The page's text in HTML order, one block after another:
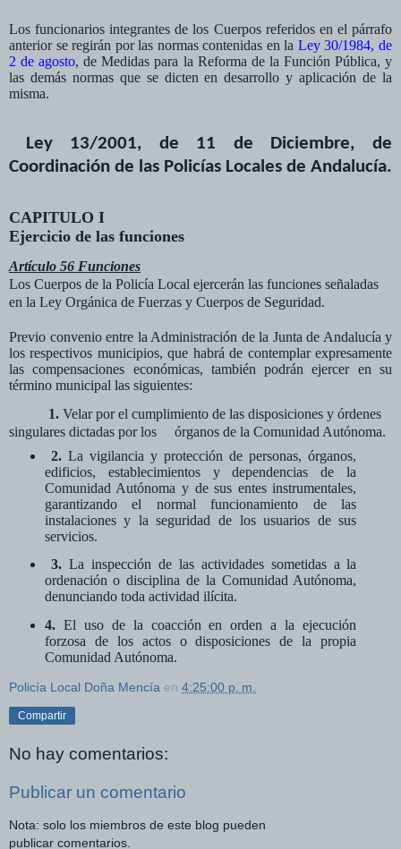
Los funcionarios integrantes de los Cuerpos referidos en el párrafo
anterior se regirán por las normas contenidas en la Ley 30/1984, de
2 de agosto, de Medidas para la Reforma de la Función Pública, y
las demás normas que se dicten en desarrollo y aplicación de la
misma.
Ley 13/2001, de 11 de Diciembre, de
Coordinación de las Policías Locales de Andalucía.
CAPITULO I
Ejercicio de las funciones
Artículo 56 Funciones
Los Cuerpos de la Policía Local ejercerán las funciones señaladas
en la Ley Orgánica de Fuerzas y Cuerpos de Seguridad.
Previo convenio entre la Administración de la Junta de Andalucía y
los respectivos municipios, que habrá de contemplar expresamente
las compensaciones económicas, también podrán ejercer en su
término municipal las siguientes:
1. Velar por el cumplimiento de las disposiciones y órdenes
singulares dictadas por los órganos de la Comunidad Autónoma.
2.La vigilancia y protección de personas, órganos,
edificios, establecimientos y dependencias de la
Comunidad Autónoma y de sus entes instrumentales,
garantizando el normal funcionamiento de las
instalaciones y la seguridad de los usuarios de sus
servicios.
3. La inspección de las actividades sometidas a la
ordenación o disciplina de la Comunidad Autónoma,
denunciando toda actividad ilícita.
4.El uso de la coacción en orden a la ejecución
forzosa de los actos o disposiciones de la propia
Comunidad Autónoma.
Policía Local Doña Mencía en 4:25:00 p. m.
Compartir
No hay comentarios:
Publicar un comentario
Nota: solo los miembros de este blog pueden
publicar comentarios.